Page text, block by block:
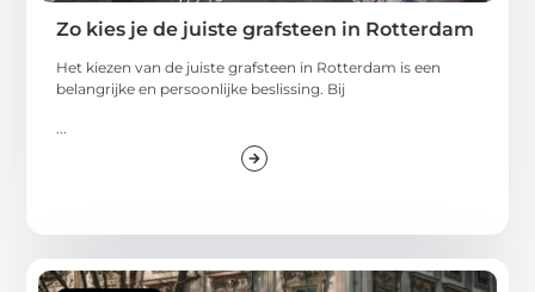
Zo kies je de juiste grafsteen in Rotterdam
Het kiezen van de juiste grafsteen in Rotterdam is een
belangrijke en persoonlijke beslissing. Bij